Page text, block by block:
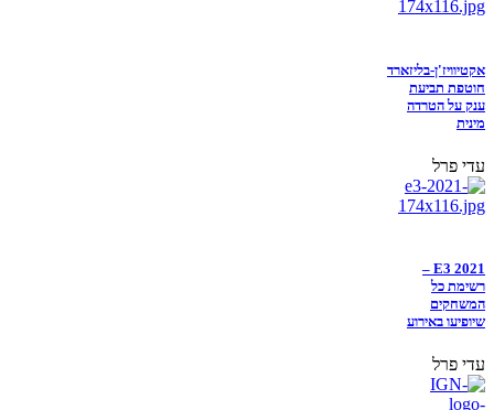
אקטיוויז'ן-בליזארד
חוטפת תביעת
ענק על הטרדה
מינית
עדי פרל
E3 2021 –
רשימת כל
המשחקים
שיופיעו באירוע
עדי פרל